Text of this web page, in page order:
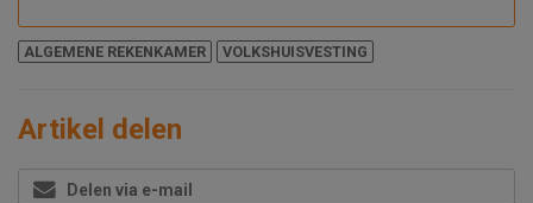
ALGEMENE REKENKAMER VOLKSHUISVESTING
Artikel delen
Delen via e-mail